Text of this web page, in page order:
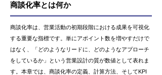
商談化率とは何か
商談化率は、営業活動の初期段階における成果を可視化
する重要な指標です。単にアポイント数を増やすだけで
はなく、「どのようなリードに、どのようなアプローチ
をしているか」という営業設計の質が数値として表れま
す。本章では、商談化率の定義、計算方法、そしてKPI